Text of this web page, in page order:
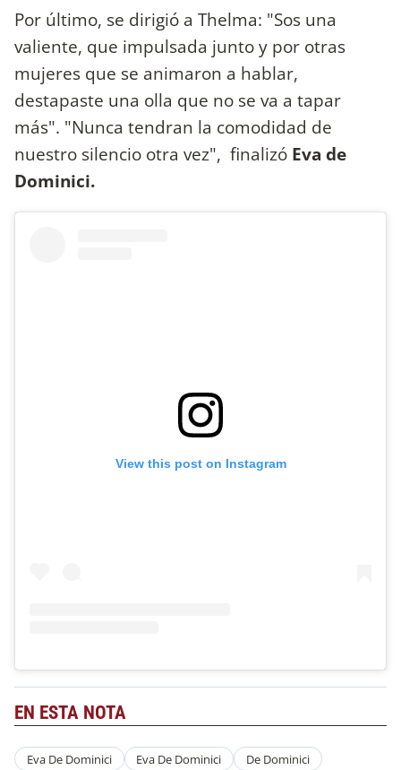
Por último, se dirigió a Thelma: "Sos una
valiente, que impulsada junto y por otras
mujeres que se animaron a hablar,
destapaste una olla que no se va a tapar
más". "Nunca tendran la comodidad de
nuestro silencio otra vez", finalizó Eva de
Dominici.
View this post on Instagram
EN ESTA NOTA
Eva De Dominici Eva De Dominici De Dominici